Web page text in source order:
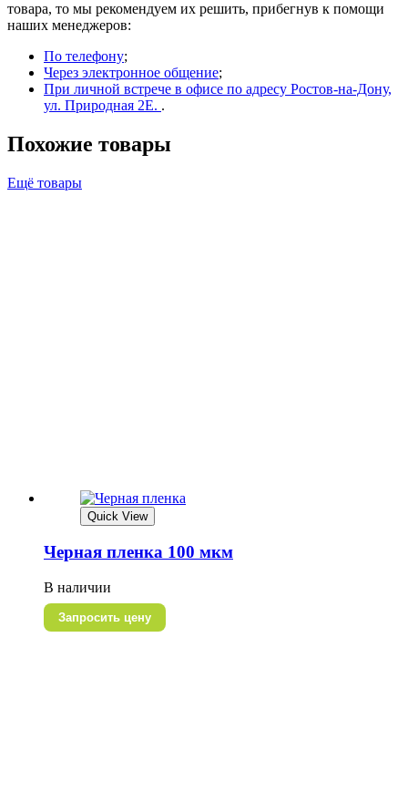
товара, то мы рекомендуем их решить, прибегнув к помощи
наших менеджеров:
По телефону;
Через электронное общение;
При личной встрече в офисе по адресу Ростов-на-Дону,
ул. Природная 2Е. .
Похожие товары
Ещё товары
Quick View
Черная пленка 100 мкм
В наличии
Запросить цену